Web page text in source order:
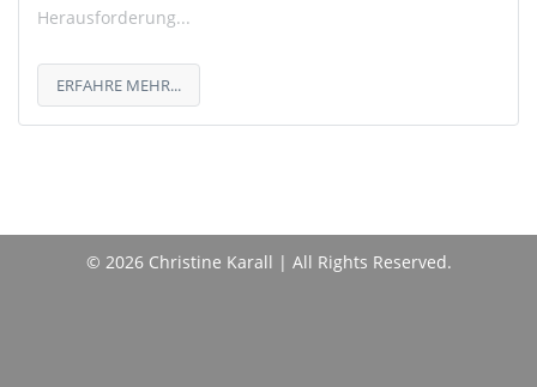
Herausforderung...
ERFAHRE MEHR...
© 2026 Christine Karall | All Rights Reserved.